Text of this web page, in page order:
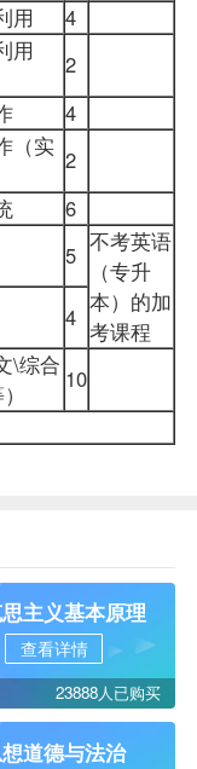
用
4
用
2
4
（实 2
6
5 不考英语
（专升
本）的加
考课程
4
\综合 10
主义基本原理
查看详情
23888人已购买
道德与法治